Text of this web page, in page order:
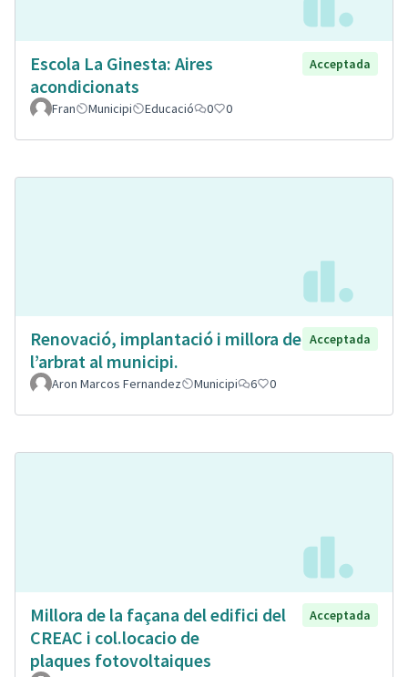
Escola La Ginesta: Aires
acondicionats
Acceptada
Fran Municipi Educació 0 0
Renovació, implantació i millora de
l’arbrat al municipi.
Acceptada
Aron Marcos Fernandez Municipi 6 0
Millora de la façana del edifici del
CREAC i col.locacio de
plaques fotovoltaiques
Acceptada